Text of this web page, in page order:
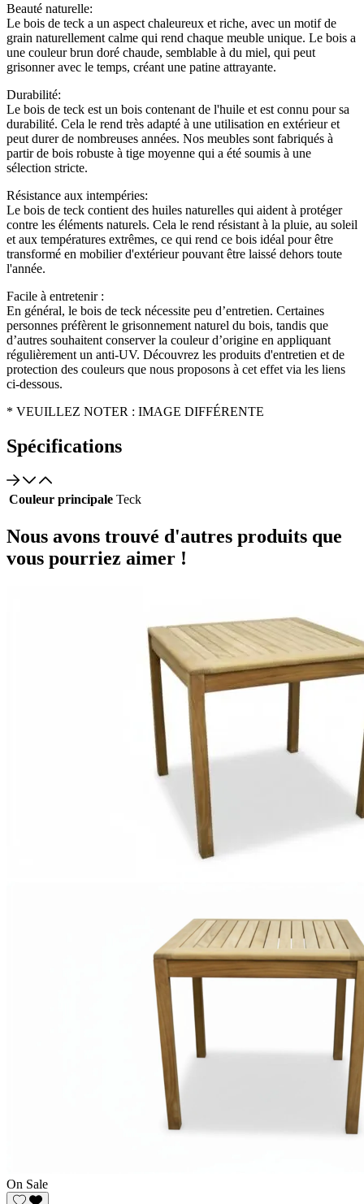
Beauté naturelle:
Le bois de teck a un aspect chaleureux et riche, avec un motif de
grain naturellement calme qui rend chaque meuble unique. Le bois a
une couleur brun doré chaude, semblable à du miel, qui peut
grisonner avec le temps, créant une patine attrayante.
Durabilité:
Le bois de teck est un bois contenant de l'huile et est connu pour sa
durabilité. Cela le rend très adapté à une utilisation en extérieur et
peut durer de nombreuses années. Nos meubles sont fabriqués à
partir de bois robuste à tige moyenne qui a été soumis à une
sélection stricte.
Résistance aux intempéries:
Le bois de teck contient des huiles naturelles qui aident à protéger
contre les éléments naturels. Cela le rend résistant à la pluie, au soleil
et aux températures extrêmes, ce qui rend ce bois idéal pour être
transformé en mobilier d'extérieur pouvant être laissé dehors toute
l'année.
Facile à entretenir :
En général, le bois de teck nécessite peu d’entretien. Certaines
personnes préfèrent le grisonnement naturel du bois, tandis que
d’autres souhaitent conserver la couleur d’origine en appliquant
régulièrement un anti-UV. Découvrez les produits d'entretien et de
protection des couleurs que nous proposons à cet effet via les liens
ci-dessous.
* VEUILLEZ NOTER : IMAGE DIFFÉRENTE
Spécifications
Couleur principale Teck
Nous avons trouvé d'autres produits que
vous pourriez aimer !
On Sale